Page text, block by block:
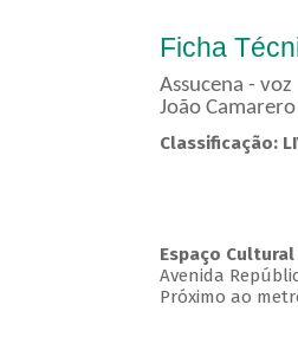
Ficha
Assucena - voz
João
Classificação:
Espaço Cultural
Avenida
Próximo ao